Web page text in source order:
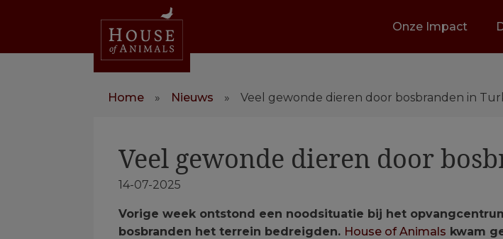
Onze Impact
Home » Nieuws » Veel gewonde dieren door bosbranden in
Veel gewonde dieren door
14-07-2025
Vorige week ontstond een noodsituatie bij het
bosbranden het terrein bedreigden. House of Animals kwam